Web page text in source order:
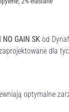
NO GAIN SK od
dla
optymalne